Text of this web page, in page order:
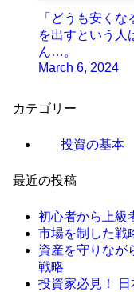
「どうも安く
を出すという人
ん…。
March 6, 2024
カテゴリー
投資の基本
最近の投稿
初心者から上級
市場を制した戦
資産を守りなが
戦略
投資家必見！